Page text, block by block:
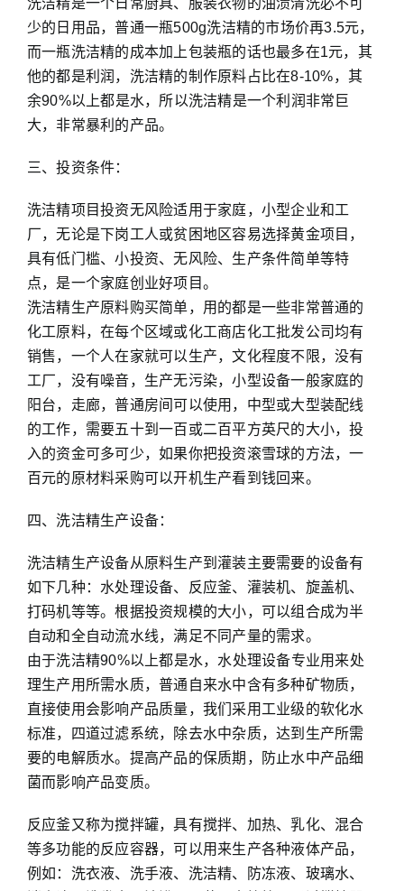
洗洁精是一个日常厨具、服装衣物的油渍清洗必不可
少的日用品，普通一瓶500g洗洁精的市场价再3.5元，
而一瓶洗洁精的成本加上包装瓶的话也最多在1元，其
他的都是利润，洗洁精的制作原料占比在8-10%，其
余90%以上都是水，所以洗洁精是一个利润非常巨
大，非常暴利的产品。
三、投资条件：
洗洁精项目投资无风险适用于家庭，小型企业和工
厂，无论是下岗工人或贫困地区容易选择黄金项目，
具有低门槛、小投资、无风险、生产条件简单等特
点，是一个家庭创业好项目。
洗洁精生产原料购买简单，用的都是一些非常普通的
化工原料，在每个区域或化工商店化工批发公司均有
销售，一个人在家就可以生产，文化程度不限，没有
工厂，没有噪音，生产无污染，小型设备一般家庭的
阳台，走廊，普通房间可以使用，中型或大型装配线
的工作，需要五十到一百或二百平方英尺的大小，投
入的资金可多可少，如果你把投资滚雪球的方法，一
百元的原材料采购可以开机生产看到钱回来。
四、洗洁精生产设备：
洗洁精生产设备从原料生产到灌装主要需要的设备有
如下几种：水处理设备、反应釜、灌装机、旋盖机、
打码机等等。根据投资规模的大小，可以组合成为半
自动和全自动流水线，满足不同产量的需求。
由于洗洁精90%以上都是水，水处理设备专业用来处
理生产用所需水质，普通自来水中含有多种矿物质，
直接使用会影响产品质量，我们采用工业级的软化水
标准，四道过滤系统，除去水中杂质，达到生产所需
要的电解质水。提高产品的保质期，防止水中产品细
菌而影响产品变质。
反应釜又称为搅拌罐，具有搅拌、加热、乳化、混合
等多功能的反应容器，可以用来生产各种液体产品，
例如：洗衣液、洗手液、洗洁精、防冻液、玻璃水、